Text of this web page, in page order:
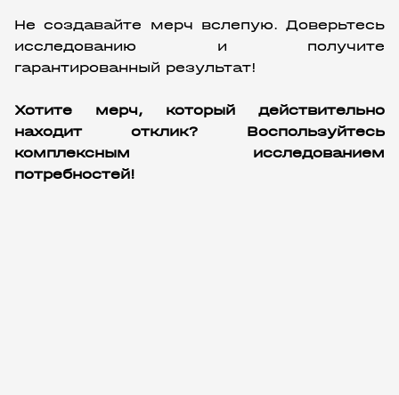
Не создавайте мерч вслепую. Доверьтесь
исследованию и получите
гарантированный результат!
Хотите мерч, который действительно
находит отклик? Воспользуйтесь
комплексным исследованием
потребностей!